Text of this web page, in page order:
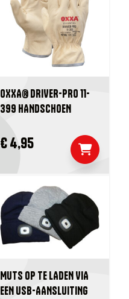
OXXA® DRIVER-PRO 11-
399 HANDSCHOEN
€ 4,95
MUTS OP TE LADEN VIA
EEN USB-AANSLUITING